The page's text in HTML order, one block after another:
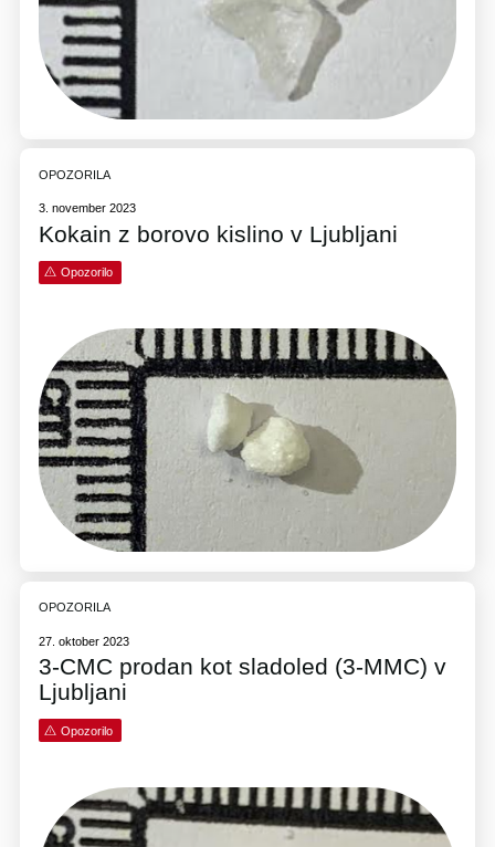
OPOZORILA
3. november 2023
Kokain z borovo kislino v Ljubljani
Opozorilo
OPOZORILA
27. oktober 2023
3-CMC prodan kot sladoled (3-MMC) v
Ljubljani
Opozorilo